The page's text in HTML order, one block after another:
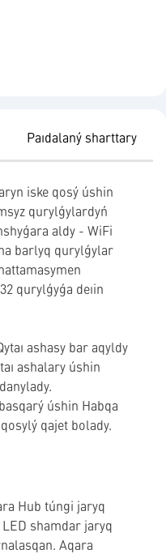
Paıdalaný sharttary
iske qosý úshin
qurylǵylardyń
aldy - WiFi
barlyq qurylǵylar
qurylǵyǵa deıin
ashasy bar aqyldy
ashalary úshin
úshin Habqa
qajet bolady.
Hub túngi jaryq
shamdar jaryq
Aqara